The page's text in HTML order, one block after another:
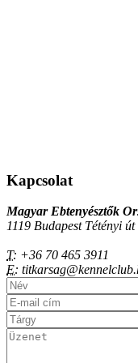
Kapcsolat
Magyar Ebtenyésztők
1119 Budapest Tétényi út
T: +36 70 465 3911
E: